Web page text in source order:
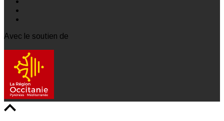
Avec le soutien de